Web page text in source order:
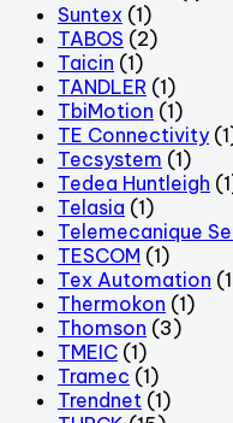
Suntex (1)
TABOS (2)
Taicin (1)
TANDLER (1)
TbiMotion (1)
TE Connectivity
Tecsystem (1)
Tedea Huntleigh
Telasia (1)
Telemecanique
TESCOM (1)
Tex Automation
Thermokon (1)
Thomson (3)
TMEIC (1)
Tramec (1)
Trendnet (1)